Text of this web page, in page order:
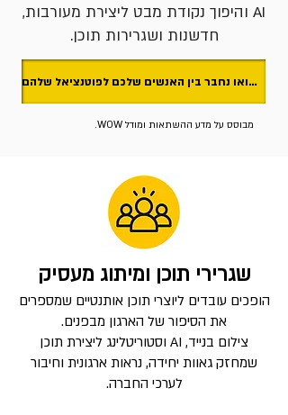
AI והיפוך נקודת מבט ליצירת מעורבות,
חדשנות ושגרירות תוכן.
בואו נחבר בין האנשים שלכם לפוטנציאל שלהם 🙃
מבוסס על מדע ההשתאות ומודל WOW.
שגרירי תוכן ומיתוג מעסיק
הופכים עובדים ליוצרי תוכן אותנטיים שמספרים
את הסיפור של הארגון מבפנים.
צילום בנייד, AI וסטוריטלינג ליצירת תוכן
שמחזק גאוות יחידה, נראות ארגונית וחיבור
לערכי החברה.